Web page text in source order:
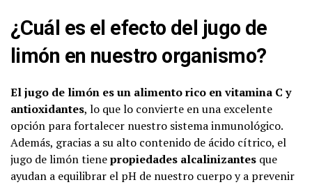
¿Cuál es el efecto del jugo de
limón en nuestro organismo?
El jugo de limón es un alimento rico en vitamina C y
antioxidantes, lo que lo convierte en una excelente
opción para fortalecer nuestro sistema inmunológico.
Además, gracias a su alto contenido de ácido cítrico, el
jugo de limón tienepropiedades alcalinizantes que
ayudan a equilibrar el pH de nuestro cuerpo y a prevenir